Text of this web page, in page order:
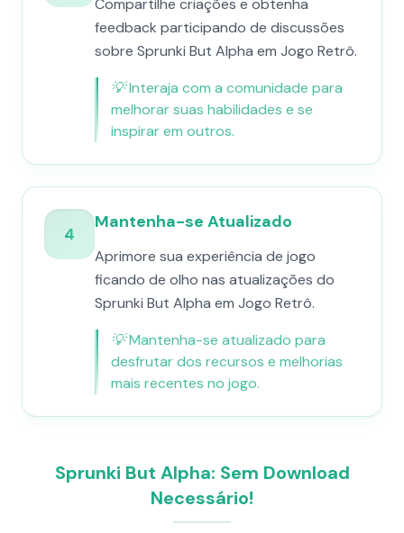
Compartilhe criações e obtenha
feedback participando de discussões
sobre Sprunki But Alpha em Jogo Retrô.
💡Interaja com a comunidade para
melhorar suas habilidades e se
inspirar em outros.
4
Mantenha-se Atualizado
Aprimore sua experiência de jogo
ficando de olho nas atualizações do
Sprunki But Alpha em Jogo Retrô.
💡Mantenha-se atualizado para
desfrutar dos recursos e melhorias
mais recentes no jogo.
Sprunki But Alpha: Sem Download
Necessário!